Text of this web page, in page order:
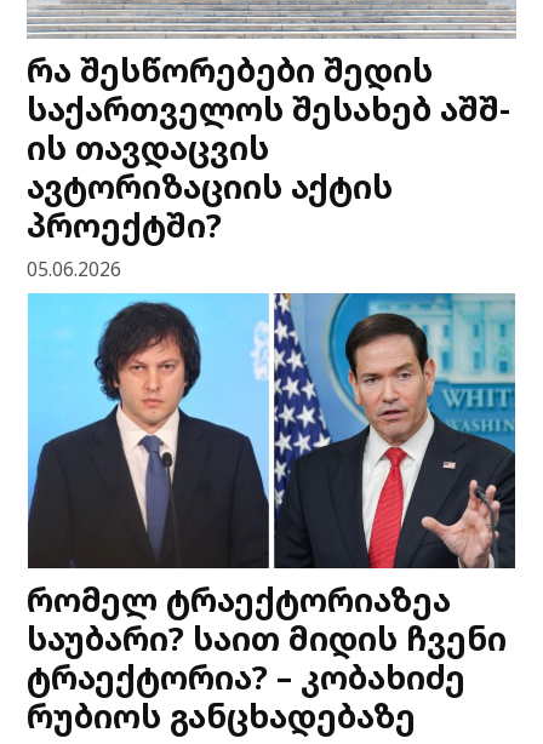
რა შესწორებები შედის
საქართველოს შესახებ აშშ-
ის თავდაცვის
ავტორიზაციის აქტის
პროექტში?
05.06.2026
რომელ ტრაექტორიაზეა
საუბარი? საით მიდის ჩვენი
ტრაექტორია? – კობახიძე
რუბიოს განცხადებაზე